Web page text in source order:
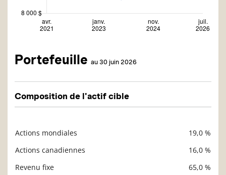
Portefeuille au 30 juin 2026
Composition de l'actif cible
Actions mondiales
19,0 %
Actions canadiennes
16,0 %
Revenu fixe
65,0 %